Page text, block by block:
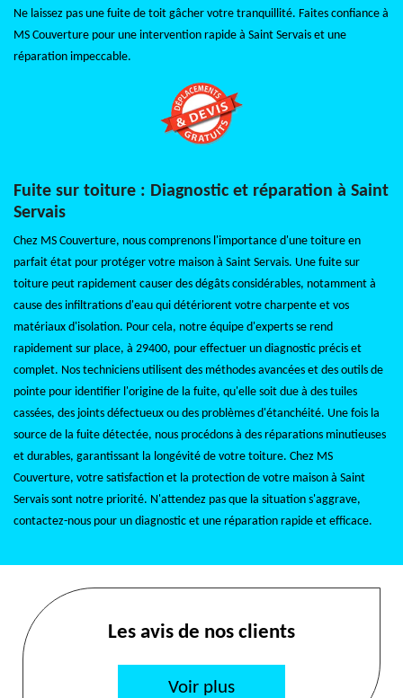
Ne laissez pas une fuite de toit gâcher votre tranquillité. Faites confiance à
MS Couverture pour une intervention rapide à Saint Servais et une
réparation impeccable.
Fuite sur toiture : Diagnostic et réparation à Saint
Servais
Chez MS Couverture, nous comprenons l'importance d'une toiture en
parfait état pour protéger votre maison à Saint Servais. Une fuite sur
toiture peut rapidement causer des dégâts considérables, notamment à
cause des infiltrations d'eau qui détériorent votre charpente et vos
matériaux d'isolation. Pour cela, notre équipe d'experts se rend
rapidement sur place, à 29400, pour effectuer un diagnostic précis et
complet. Nos techniciens utilisent des méthodes avancées et des outils de
pointe pour identifier l'origine de la fuite, qu'elle soit due à des tuiles
cassées, des joints défectueux ou des problèmes d'étanchéité. Une fois la
source de la fuite détectée, nous procédons à des réparations minutieuses
et durables, garantissant la longévité de votre toiture. Chez MS
Couverture, votre satisfaction et la protection de votre maison à Saint
Servais sont notre priorité. N'attendez pas que la situation s'aggrave,
contactez-nous pour un diagnostic et une réparation rapide et efficace.
Les avis de nos clients
Voir plus